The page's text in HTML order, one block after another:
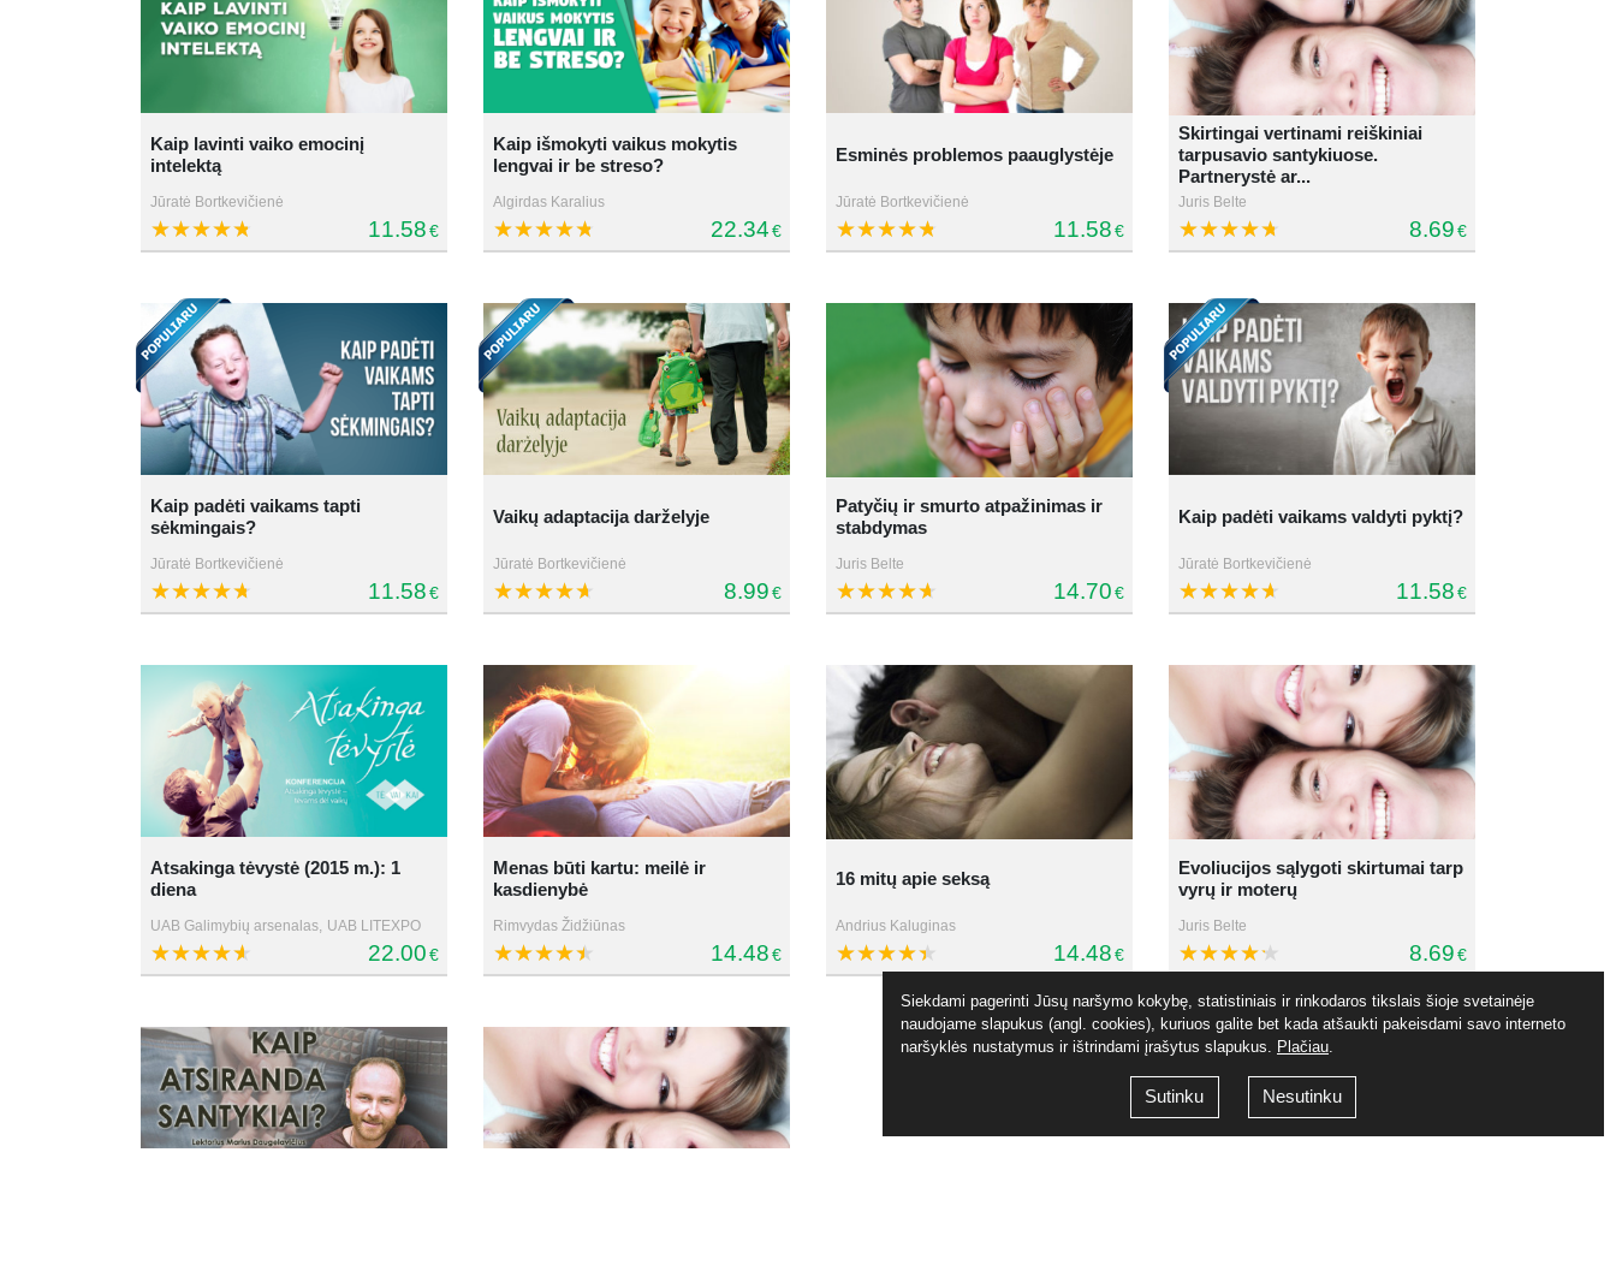
Kaip lavinti vaiko emocinį
intelektą
Jūratė Bortkevičienė
11.58€
Kaip išmokyti vaikus mokytis
lengvai ir be streso?
Algirdas Karalius
22.34€
Esminės problemos paauglystėje
Jūratė Bortkevičienė
11.58€
Skirtingai vertinami reiškiniai
tarpusavio santykiuose.
Partnerystė ar...
Juris Belte
8.69€
Kaip padėti vaikams tapti
sėkmingais?
Jūratė Bortkevičienė
11.58€
Vaikų adaptacija darželyje
Jūratė Bortkevičienė
8.99€
Patyčių ir smurto atpažinimas ir
stabdymas
Juris Belte
14.70€
Kaip padėti vaikams valdyti pyktį?
Jūratė Bortkevičienė
11.58€
Atsakinga tėvystė (2015 m.): 1
diena
UAB Galimybių arsenalas, UAB LITEXPO
22.00€
Menas būti kartu: meilė ir
kasdienybė
Rimvydas Židžiūnas
14.48€
16 mitų apie seksą
Andrius Kaluginas
14.48€
Evoliucijos sąlygoti skirtumai tarp
vyrų ir moterų
Juris Belte
8.69€
Siekdami pagerinti Jūsų naršymo kokybę, statistiniais ir rinkodaros tikslais šioje svetainėje
naudojame slapukus (angl. cookies), kuriuos galite bet kada atšaukti pakeisdami savo interneto
naršyklės nustatymus ir ištrindami įrašytus slapukus.
Plačiau
Sutinku Nesutinku